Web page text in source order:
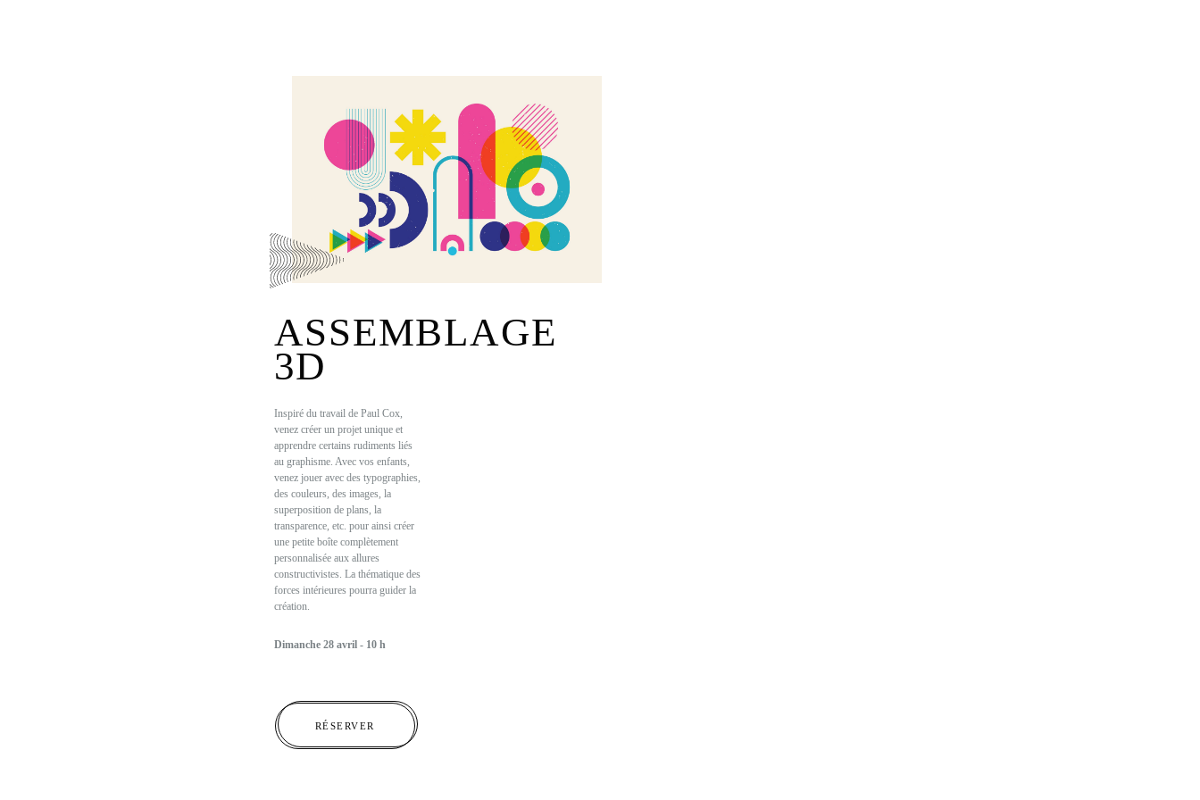
ASSEMBLAGE
3D
Inspiré du travail de Paul Cox,
venez créer un projet unique et
apprendre certains rudiments liés
au graphisme. Avec vos enfants,
venez jouer avec des typographies,
des couleurs, des images, la
superposition de plans, la
transparence, etc. pour ainsi créer
une petite boîte complètement
personnalisée aux allures
constructivistes. La thématique des
forces intérieures pourra guider la
création.
Dimanche 28 avril - 10 h
RÉSERVER